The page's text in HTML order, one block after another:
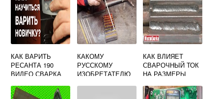
СВАРЩИКОВ
ЛЕСОРУБОВ
КАК ВАРИТЬ
РЕСАНТА 190
ВИДЕО СВАРКА
КАКОМУ
РУССКОМУ
ИЗОБРЕТАТЕЛЮ
КАК ВЛИЯЕТ
СВАРОЧНЫЙ ТОК
НА РАЗМЕРЫ